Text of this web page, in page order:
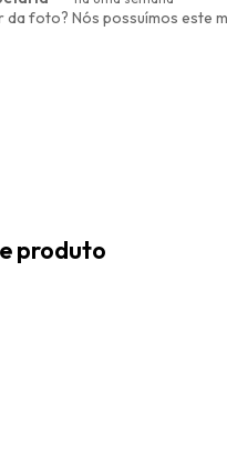
da foto? Nós possuímos este
produto